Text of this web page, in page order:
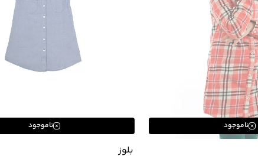
ناموجود ناموجود
بلوز